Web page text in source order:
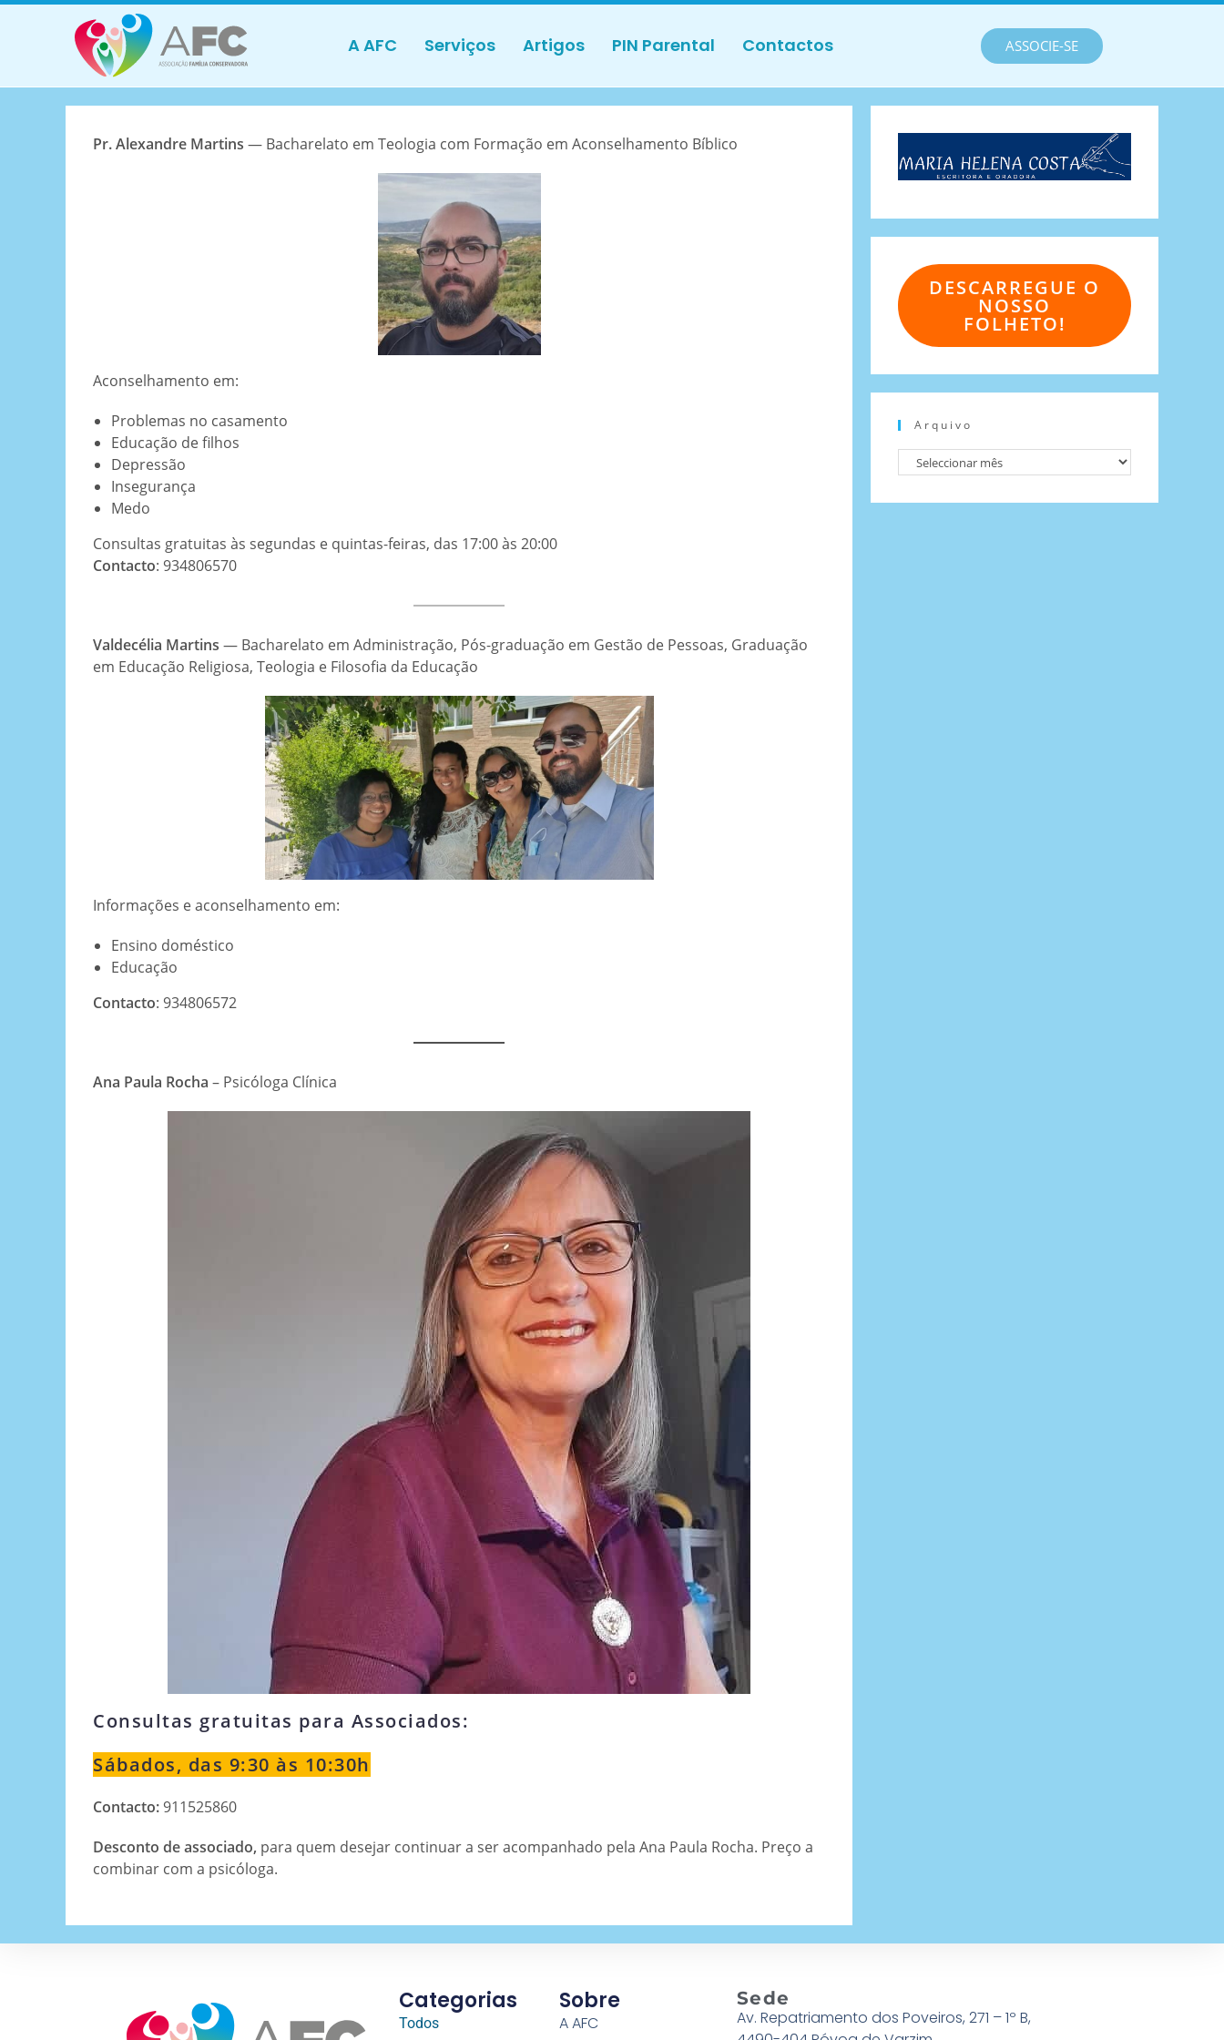
A AFC Serviços Artigos PIN Parental Contactos ASSOCIE-SE
Pr. Alexandre Martins — Bacharelato em Teologia com Formação em Aconselhamento Bíblico
Aconselhamento em:
Problemas no casamento
Educação de filhos
Depressão
Insegurança
Medo
Consultas gratuitas às segundas e quintas-feiras, das 17:00 às 20:00
Contacto: 934806570
Valdecélia Martins — Bacharelato em Administração, Pós-graduação em Gestão de Pessoas, Graduação
em Educação Religiosa, Teologia e Filosofia da Educação
Informações e aconselhamento em:
Ensino doméstico
Educação
Contacto: 934806572
Ana Paula Rocha – Psicóloga Clínica
Consultas gratuitas para Associados:
Sábados, das 9:30 às 10:30h
Contacto: 911525860
Desconto de associado, para quem desejar continuar a ser acompanhado pela Ana Paula Rocha. Preço a
combinar com a psicóloga.
DESCARREGUE O
NOSSO
FOLHETO!
Arquivo
Categorias
Todos
Sobre
A AFC
Sede
Av. Repatriamento dos Poveiros, 271 – 1º B,